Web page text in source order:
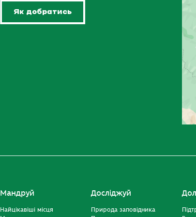
Як добратись
Мандруй
Найцікавіші місця
Досліджуй
Природа заповідника